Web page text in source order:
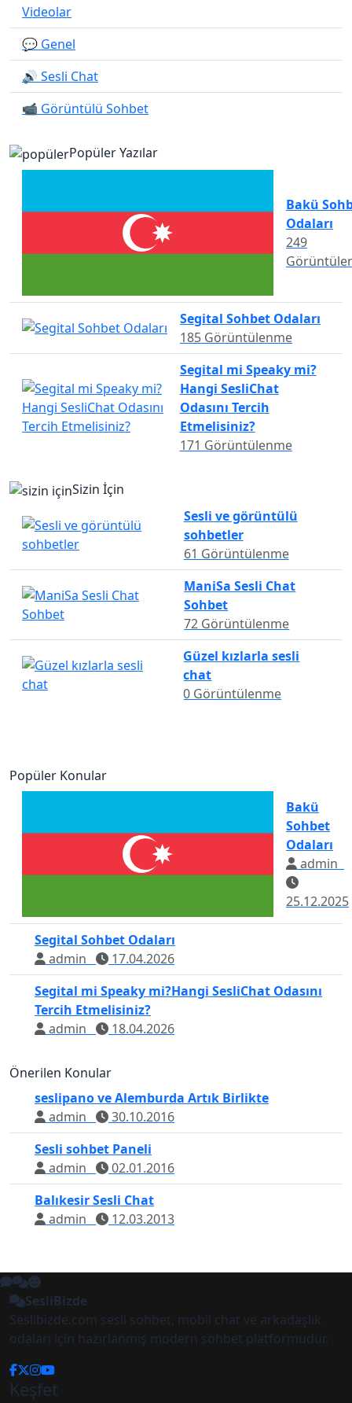
Videolar
💬 Genel
🔊 Sesli Chat
📹 Görüntülü Sohbet
Popüler Yazılar
Bakü
Odaları
249
Segital Sohbet Odaları
185 Görüntülenme
Segital mi Speaky mi?
Hangi SesliChat
Odasını Tercih
Etmelisiniz?
171 Görüntülenme
Sizin İçin
Sesli ve görüntülü
sohbetler
61 Görüntülenme
ManiSa Sesli Chat
Sohbet
72 Görüntülenme
Güzel kızlarla sesli
chat
0 Görüntülenme
Popüler Konular
Bakü
Sohbet
Odaları
admin
25.12.2025
Segital Sohbet Odaları
admin
17.04.2026
Segital mi Speaky mi?Hangi SesliChat Odasını
Tercih Etmelisiniz?
admin
18.04.2026
Önerilen Konular
seslipano ve Alemburda Artık Birlikte
admin
30.10.2016
Sesli sohbet Paneli
admin
02.01.2016
Balıkesir Sesli Chat
admin
12.03.2013
SesliBizde
Seslibizde.com sesli sohbet, mobil chat ve arkadaşlık
odaları için hazırlanmış modern sohbet platformudur.
Keşfet